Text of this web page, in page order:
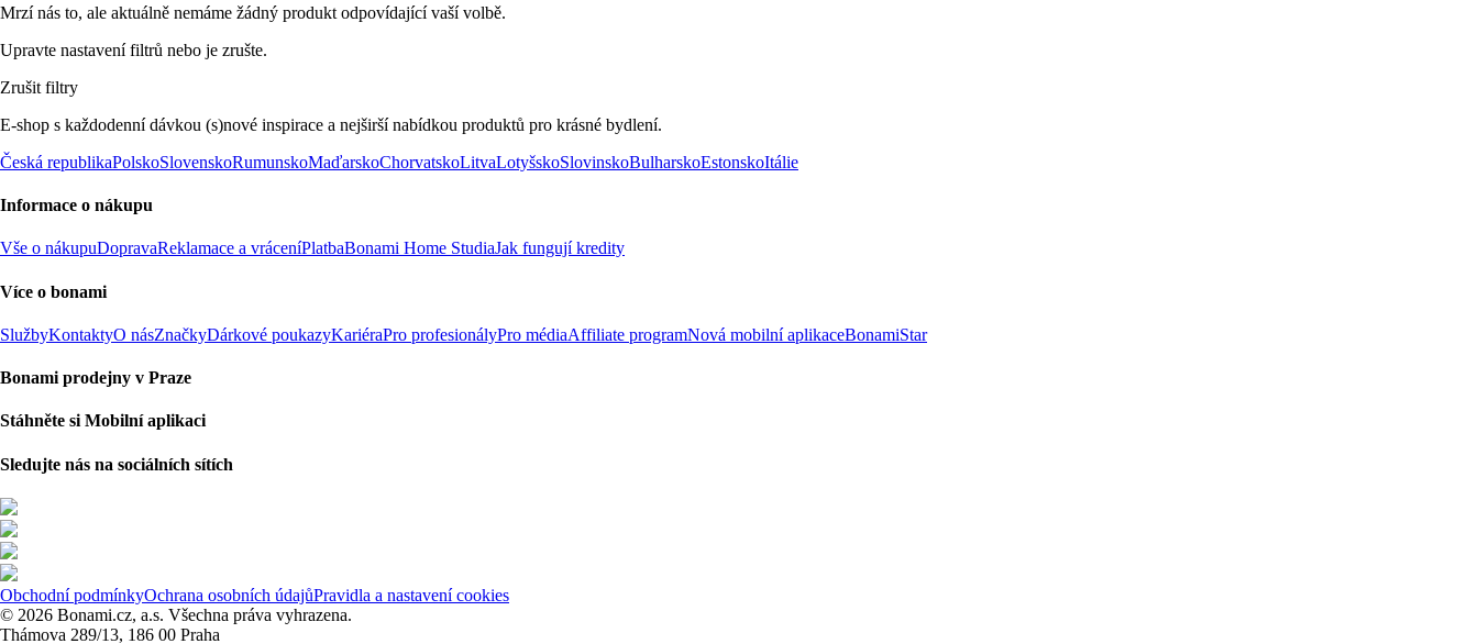
Mrzí nás to, ale aktuálně nemáme žádný produkt odpovídající vaší volbě.
Upravte nastavení filtrů nebo je zrušte.
Zrušit filtry
E-shop s každodenní dávkou (s)nové inspirace a nejširší nabídkou produktů pro krásné bydlení.
Česká republikaPolskoSlovenskoRumunskoMaďarskoChorvatskoLitvaLotyšskoSlovinskoBulharskoEstonskoItálie
Informace o nákupu
Vše o nákupuDopravaReklamace a vráceníPlatbaBonami Home StudiaJak fungují kredity
Více o bonami
SlužbyKontaktyO násZnačkyDárkové poukazyKariéraPro profesionályPro médiaAffiliate programNová mobilní aplikaceBonamiStar
Bonami prodejny v Praze
Stáhněte si Mobilní aplikaci
Sledujte nás na sociálních sítích
Obchodní podmínkyOchrana osobních údajůPravidla a nastavení cookies
© 2026 Bonami.cz, a.s. Všechna práva vyhrazena.
Thámova 289/13, 186 00 Praha